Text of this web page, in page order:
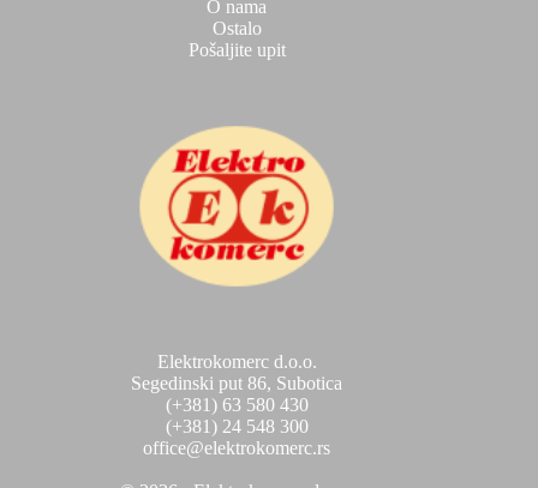
O nama
Ostalo
Pošaljite upit
Elektrokomerc d.o.o.
Segedinski put 86, Subotica
(+381) 63 580 430
(+381) 24 548 300
office@elektrokomerc.rs